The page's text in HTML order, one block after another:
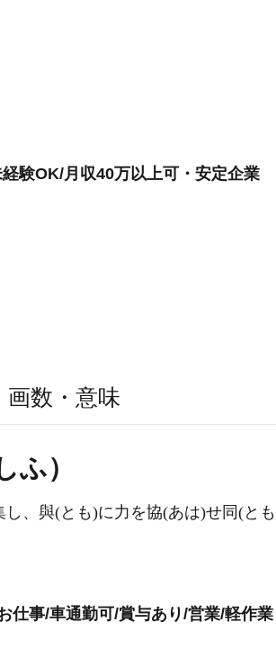
験OK/月収40万以上可・安定企業
画数・意味
ふ）
し、與(とも)に力を協(あは)せ同(とも
仕事/車通勤可/賞与あり/営業/軽作業